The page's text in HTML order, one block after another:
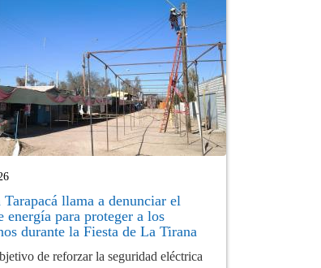
Tarapacá llama a denunciar el
energía para proteger a los
durante la Fiesta de La Tirana
de reforzar la seguridad eléctrica